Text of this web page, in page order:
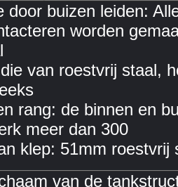
door buizen leiden:
worden
van roestvrij staal,
rang: de binnen en
meer dan 300
klep: 51mm roestvrij
van de